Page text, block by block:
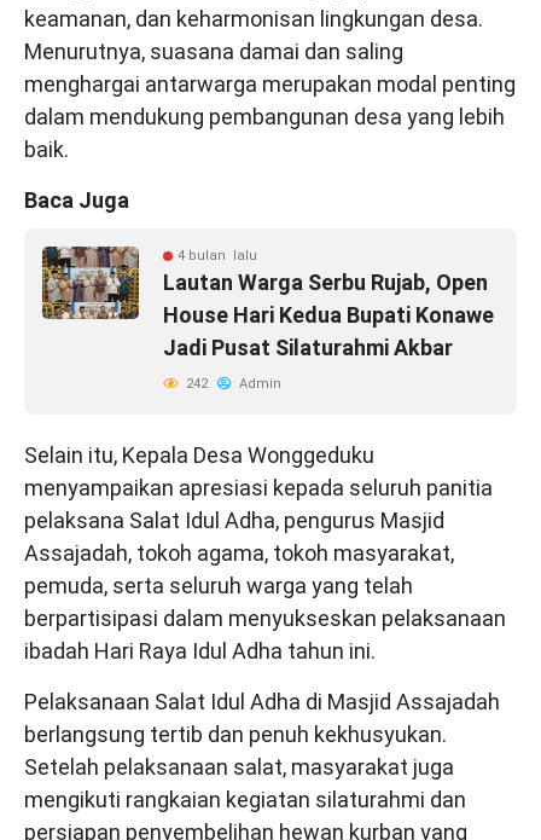
keamanan, dan keharmonisan lingkungan desa.
Menurutnya, suasana damai dan saling
menghargai antarwarga merupakan modal penting
dalam mendukung pembangunan desa yang lebih
baik.
Baca Juga
4 bulan lalu
Lautan Warga Serbu Rujab, Open
House Hari Kedua Bupati Konawe
Jadi Pusat Silaturahmi Akbar
242 Admin
Selain itu, Kepala Desa Wonggeduku
menyampaikan apresiasi kepada seluruh panitia
pelaksana Salat Idul Adha, pengurus Masjid
Assajadah, tokoh agama, tokoh masyarakat,
pemuda, serta seluruh warga yang telah
berpartisipasi dalam menyukseskan pelaksanaan
ibadah Hari Raya Idul Adha tahun ini.
Pelaksanaan Salat Idul Adha di Masjid Assajadah
berlangsung tertib dan penuh kekhusyukan.
Setelah pelaksanaan salat, masyarakat juga
mengikuti rangkaian kegiatan silaturahmi dan
persiapan penyembelihan hewan kurban yang